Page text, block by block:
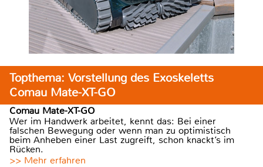
Topthema: Vorstellung des Exoskeletts
Comau Mate-XT-GO
Comau Mate-XT-GO
Wer im Handwerk arbeitet, kennt das: Bei einer
falschen Bewegung oder wenn man zu optimistisch
beim Anheben einer Last zugreift, schon knackt’s im
Rücken.
>> Mehr erfahren